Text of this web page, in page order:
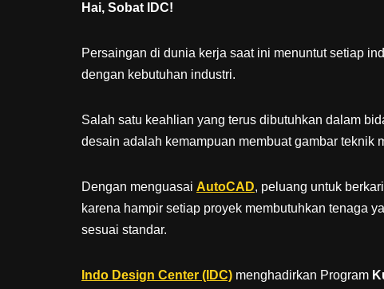
Hai, Sobat IDC!
Persaingan di dunia kerja saat ini menuntut setiap
dengan kebutuhan industri.
Salah satu keahlian yang terus dibutuhkan dalam
desain adalah kemampuan membuat gambar teknik
Dengan menguasai AutoCAD, peluang untuk
karena hampir setiap proyek membutuhkan tenaga
sesuai standar.
Indo Design Center (IDC) menghadirkan Program